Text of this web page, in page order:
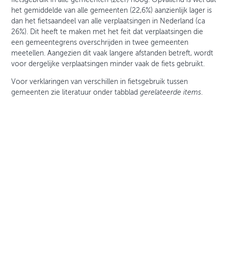
het gemiddelde van alle gemeenten (22,6%) aanzienlijk lager is
dan het fietsaandeel van alle verplaatsingen in Nederland (ca
26%). Dit heeft te maken met het feit dat verplaatsingen die
een gemeentegrens overschrijden in twee gemeenten
meetellen. Aangezien dit vaak langere afstanden betreft, wordt
voor dergelijke verplaatsingen minder vaak de fiets gebruikt.
Voor verklaringen van verschillen in fietsgebruik tussen
gemeenten zie literatuur onder tabblad gerelateerde items.